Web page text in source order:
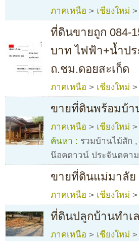
ภาคเหนือ > เชียงใหม่ >
ที่ดินขายถูก 084-
บาท ไฟฟ้า+น้ำปร
ถ.ชม.ดอยสะเก็ด
ภาคเหนือ > เชียงใหม่ >
ขายที่ดินพร้อมบ้า
ภาคเหนือ > เชียงใหม่ >
ค้นหา : รวมบ้านไม้สัก ,
น๊อคดาวน์ ประจันตคาม
ขายที่ดินแม่มาลัย
ภาคเหนือ > เชียงใหม่ >
ที่ดินปลูกบ้านทำเ
ภาคเหนือ > เชียงใหม่ >